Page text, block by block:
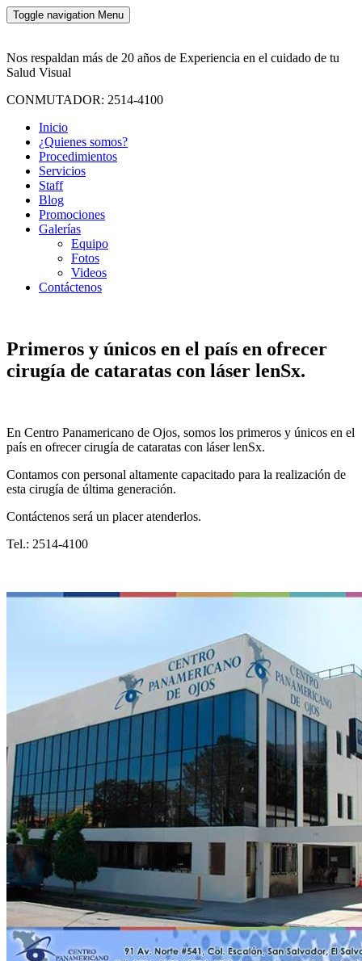
Toggle navigation Menu
Nos respaldan más de 20 años de Experiencia en el cuidado de tu
Salud Visual
CONMUTADOR: 2514-4100
Inicio
¿Quienes somos?
Procedimientos
Servicios
Staff
Blog
Promociones
Galerías
Equipo
Fotos
Videos
Contáctenos
Primeros y únicos en el país en ofrecer
cirugía de cataratas con láser lenSx.
En Centro Panamericano de Ojos, somos los primeros y únicos en el
país en ofrecer cirugía de cataratas con láser lenSx.
Contamos con personal altamente capacitado para la realización de
esta cirugía de última generación.
Contáctenos será un placer atenderlos.
Tel.: 2514-4100